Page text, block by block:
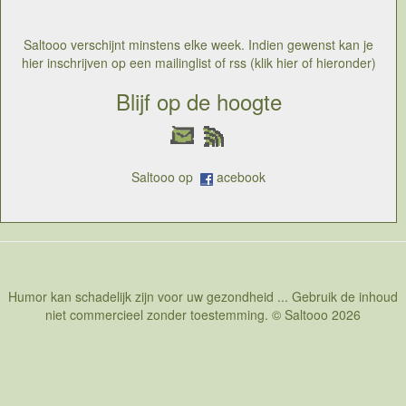
Saltooo verschijnt minstens elke week. Indien gewenst kan je
hier inschrijven op een mailinglist of rss (klik hier of hieronder)
Blijf op de hoogte
Saltooo op acebook
Humor kan schadelijk zijn voor uw gezondheid ... Gebruik de inhoud
niet commercieel zonder toestemming. © Saltooo 2026